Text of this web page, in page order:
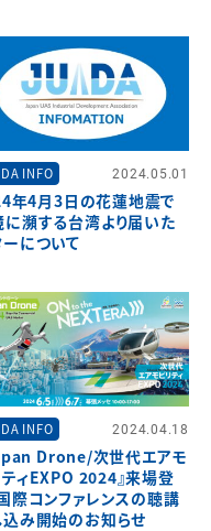
INFO 2024.05.01
年4月3日の花蓮地震で
に瀕する台湾より届いた
ーについて
INFO 2024.04.18
Drone/次世代エアモ
ティEXPO 2024』来場登
際コンファレンスの聴講
込み開始のお知らせ